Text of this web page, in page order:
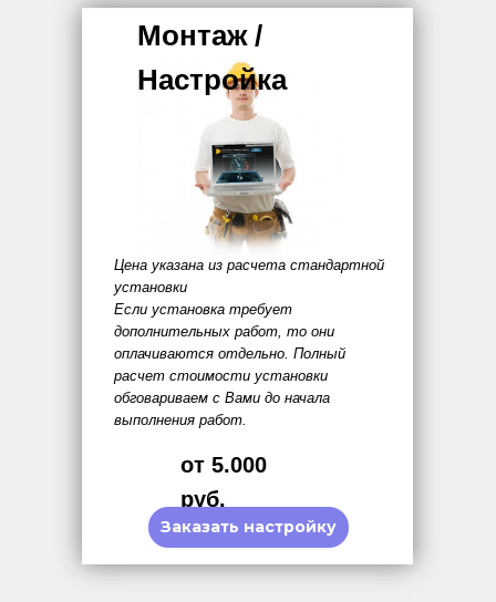
Монтаж /
Настройка
от 5.000
руб.
Цена указана из расчета стандартной
установки
Если установка требует
дополнительных работ, то они
оплачиваются отдельно. Полный
расчет стоимости установки
обговариваем с Вами до начала
выполнения работ.
Заказать настройку